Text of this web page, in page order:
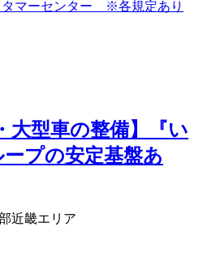
大型車の整備】『い
プの安定基盤あ
近畿エリア